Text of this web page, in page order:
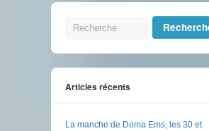
Articles récents
La manche de Doma Ems, les 30 et